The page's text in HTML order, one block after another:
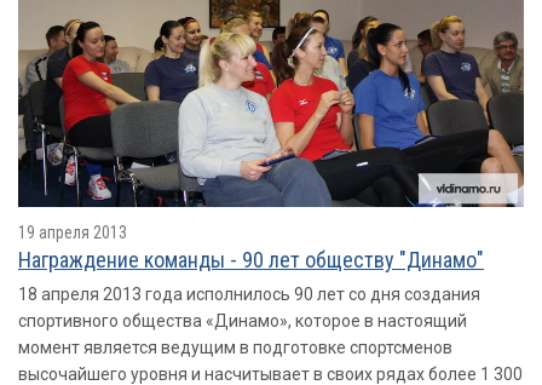
19 апреля 2013
Награждение команды - 90 лет обществу "Динамо"
18 апреля 2013 года исполнилось 90 лет со дня создания
спортивного общества «Динамо», которое в настоящий
момент является ведущим в подготовке спортсменов
высочайшего уровня и насчитывает в своих рядах более 1 300